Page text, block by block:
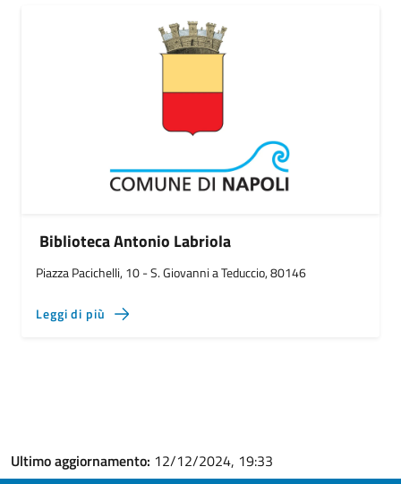
Biblioteca Antonio Labriola
Piazza Pacichelli, 10 - S. Giovanni a Teduccio, 80146
Leggi di più
Ultimo aggiornamento: 12/12/2024, 19:33